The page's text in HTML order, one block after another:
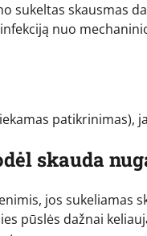
sukeltas skausmas
nuo
patikrinimas),
skauda
jos sukeliamas
pūslės dažnai